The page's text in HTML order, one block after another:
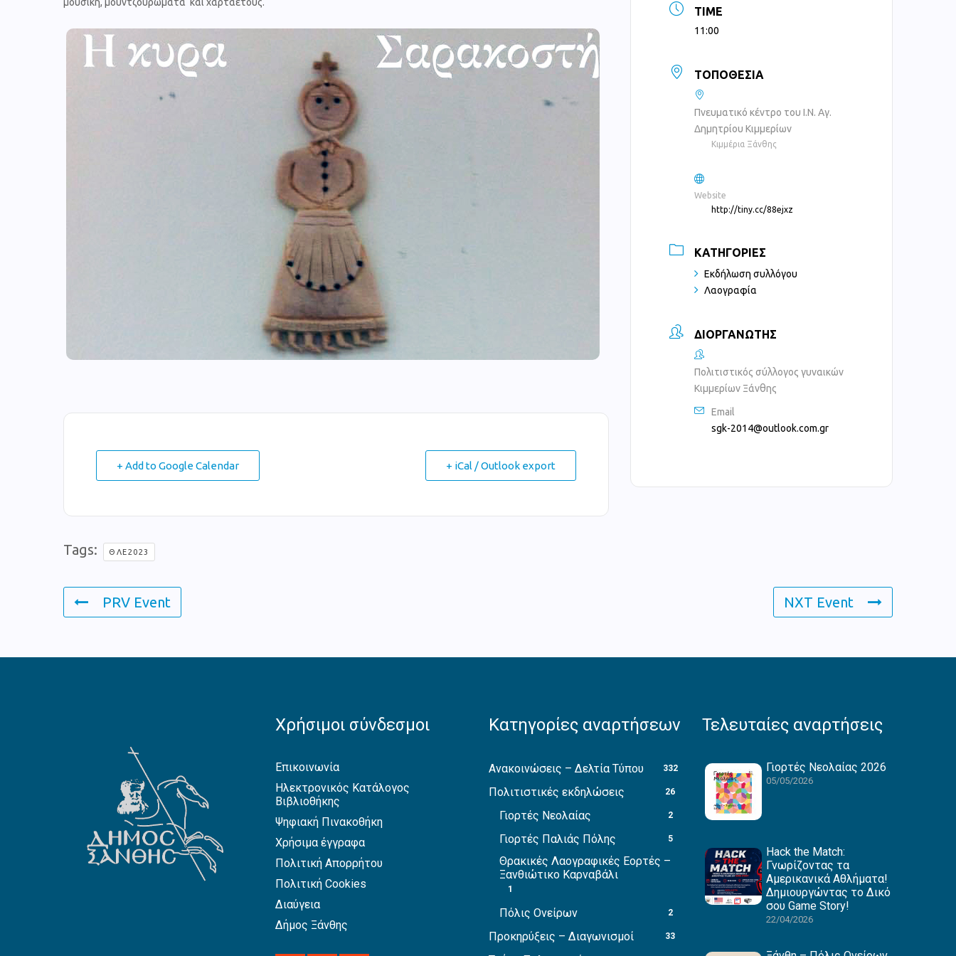
+ Add to Google Calendar + iCal / Outlook export
Tags: ΘΛΕ2023
TIME
11:00
ΤΟΠΟΘΕΣΊΑ
Πνευματικό κέντρο του Ι.Ν. Αγ.
Δημητρίου Κιμμερίων
Κιμμέρια Ξάνθης
Website
http://tiny.cc/88ejxz
ΚΑΤΗΓΟΡΊΕΣ
Εκδήλωση συλλόγου
Λαογραφία
ΔΙΟΡΓΑΝΩΤΉΣ
Πολιτιστικός σύλλογος γυναικών
Κιμμερίων Ξάνθης
Email
sgk-2014@outlook.com.gr
PRV Event NXT Event
Χρήσιμοι σύνδεσμοι
Επικοινωνία
Ηλεκτρονικός Κατάλογος
Βιβλιοθήκης
Ψηφιακή Πινακοθήκη
Χρήσιμα έγγραφα
Πολιτική Απορρήτου
Πολιτική Cookies
Διαύγεια
Δήμος Ξάνθης
Κατηγορίες αναρτήσεων
Ανακοινώσεις – Δελτία Τύπου 332
Πολιτιστικές εκδηλώσεις 26
Γιορτές Νεολαίας 2
Γιορτές Παλιάς Πόλης 5
Θρακικές Λαογραφικές Εορτές –
Ξανθιώτικο Καρναβάλι
1
Πόλις Ονείρων 2
Προκηρύξεις – Διαγωνισμοί 33
Τελευταίες αναρτήσεις
Γιορτές Νεολαίας 2026
05/05/2026
Hack the Match:
Γνωρίζοντας τα
Αμερικανικά Αθλήματα!
Δημιουργώντας το Δικό
σου Game Story!
22/04/2026